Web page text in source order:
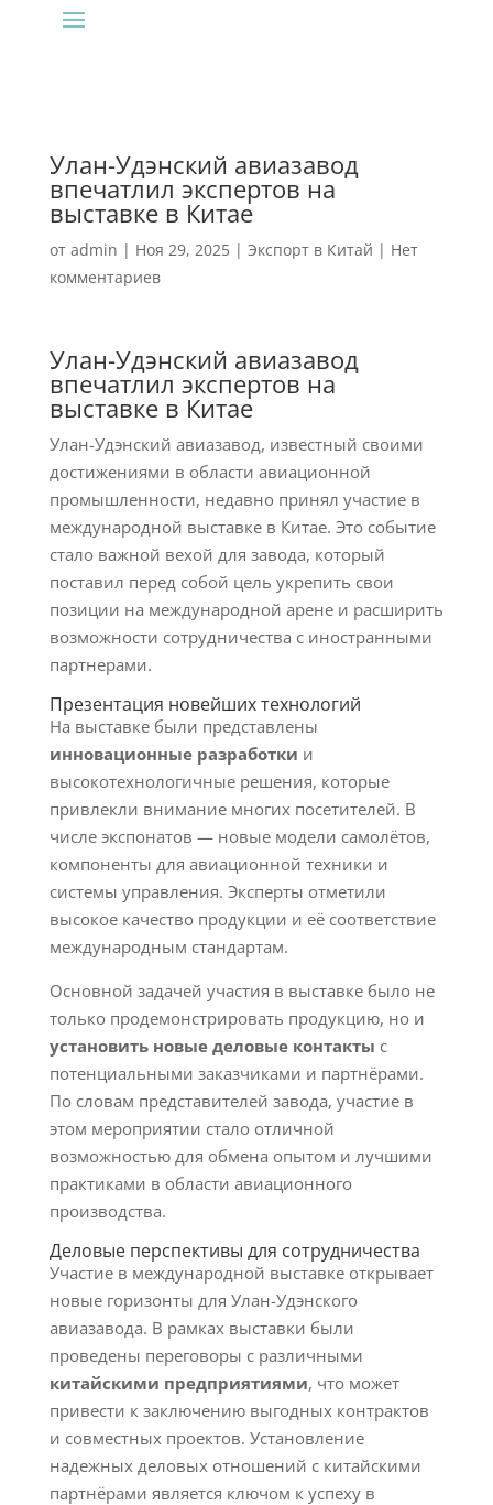
Улан-Удэнский авиазавод
впечатлил экспертов на
выставке в Китае
от admin | Ноя 29, 2025| Экспорт в Китай | Нет
комментариев
Улан-Удэнский авиазавод
впечатлил экспертов на
выставке в Китае
Улан-Удэнский авиазавод, известный своими
достижениями в области авиационной
промышленности, недавно принял участие в
международной выставке в Китае. Это событие
стало важной вехой для завода, который
поставил перед собой цель укрепить свои
позиции на международной арене и расширить
возможности сотрудничества с иностранными
партнерами.
Презентация новейших технологий
На выставке были представлены
инновационные разработки и
высокотехнологичные решения, которые
привлекли внимание многих посетителей. В
числе экспонатов — новые модели самолётов,
компоненты для авиационной техники и
системы управления. Эксперты отметили
высокое качество продукции и её соответствие
международным стандартам.
Основной задачей участия в выставке было не
только продемонстрировать продукцию, но и
установить новые деловые контакты с
потенциальными заказчиками и партнёрами.
По словам представителей завода, участие в
этом мероприятии стало отличной
возможностью для обмена опытом и лучшими
практиками в области авиационного
производства.
Деловые перспективы для сотрудничества
Участие в международной выставке открывает
новые горизонты для Улан-Удэнского
авиазавода. В рамках выставки были
проведены переговоры с различными
китайскими предприятиями, что может
привести к заключению выгодных контрактов
и совместных проектов. Установление
надежных деловых отношений с китайскими
партнёрами является ключом к успеху в